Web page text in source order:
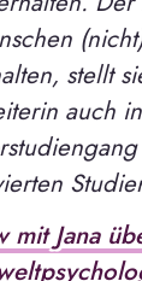
stellt
auch
mit Jana